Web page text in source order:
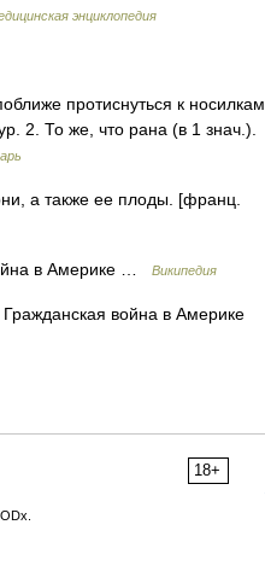
энциклопедия
протиснуться к носилкам,
2. То же, что рана (в 1 знач.).
а также ее плоды. [франц.
в Америке … Википедия
война в Америке
18+